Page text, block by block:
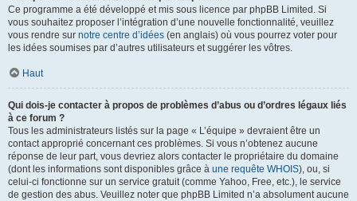
Ce programme a été développé et mis sous licence par phpBB Limited. Si
vous souhaitez proposer l’intégration d’une nouvelle fonctionnalité, veuillez
vous rendre sur notre centre d’idées (en anglais) où vous pourrez voter pour
les idées soumises par d’autres utilisateurs et suggérer les vôtres.
Haut
Qui dois-je contacter à propos de problèmes d’abus ou d’ordres légaux liés
à ce forum ?
Tous les administrateurs listés sur la page « L’équipe » devraient être un
contact approprié concernant ces problèmes. Si vous n’obtenez aucune
réponse de leur part, vous devriez alors contacter le propriétaire du domaine
(dont les informations sont disponibles grâce à une requête WHOIS), ou, si
celui-ci fonctionne sur un service gratuit (comme Yahoo, Free, etc.), le service
de gestion des abus. Veuillez noter que phpBB Limited n’a absolument aucune